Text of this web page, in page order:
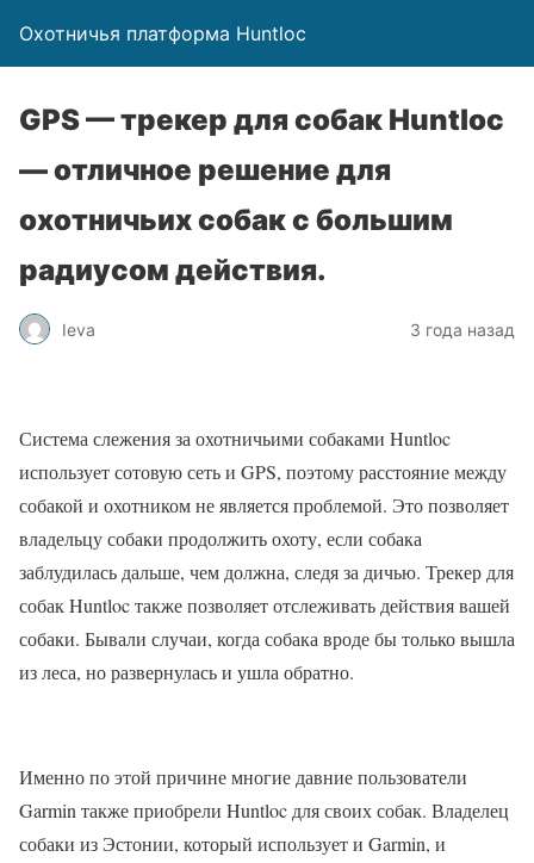
Охотничья платформа Huntloc
GPS — трекер для собак Huntloc
— отличное решение для
охотничьих собак с большим
радиусом действия.
Ieva 3 года назад
Система слежения за охотничьими собаками Huntloc
использует сотовую сеть и GPS, поэтому расстояние между
собакой и охотником не является проблемой. Это позволяет
владельцу собаки продолжить охоту, если собака
заблудилась дальше, чем должна, следя за дичью. Трекер для
собак Huntloc также позволяет отслеживать действия вашей
собаки. Бывали случаи, когда собака вроде бы только вышла
из леса, но развернулась и ушла обратно.
Именно по этой причине многие давние пользователи
Garmin также приобрели Huntloc для своих собак. Владелец
собаки из Эстонии, который использует и Garmin, и